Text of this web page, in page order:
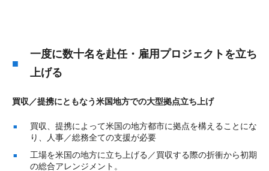
一度に数十名を赴任・雇用プロジェクトを立ち
上げる
買収／提携にともなう米国地方での大型拠点立ち上げ
買収、提携によって米国の地方都市に拠点を構えることにな
り、人事／総務全ての支援が必要
工場を米国の地方に立ち上げる／買収する際の折衝から初期
の総合アレンジメント。